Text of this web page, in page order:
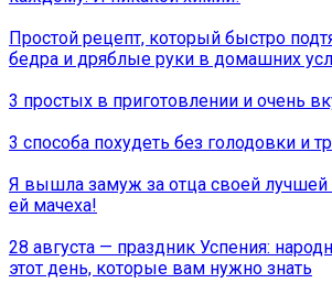
Простой рецепт, который быстро
бедра и дряблые руки в домашних
3 простых в приготовлении и очень
3 способа похудеть без голодовки и
Я вышла замуж за отца своей лучшей
ей мачеха!
28 августа — праздник Успения:
этот день, которые вам нужно знать